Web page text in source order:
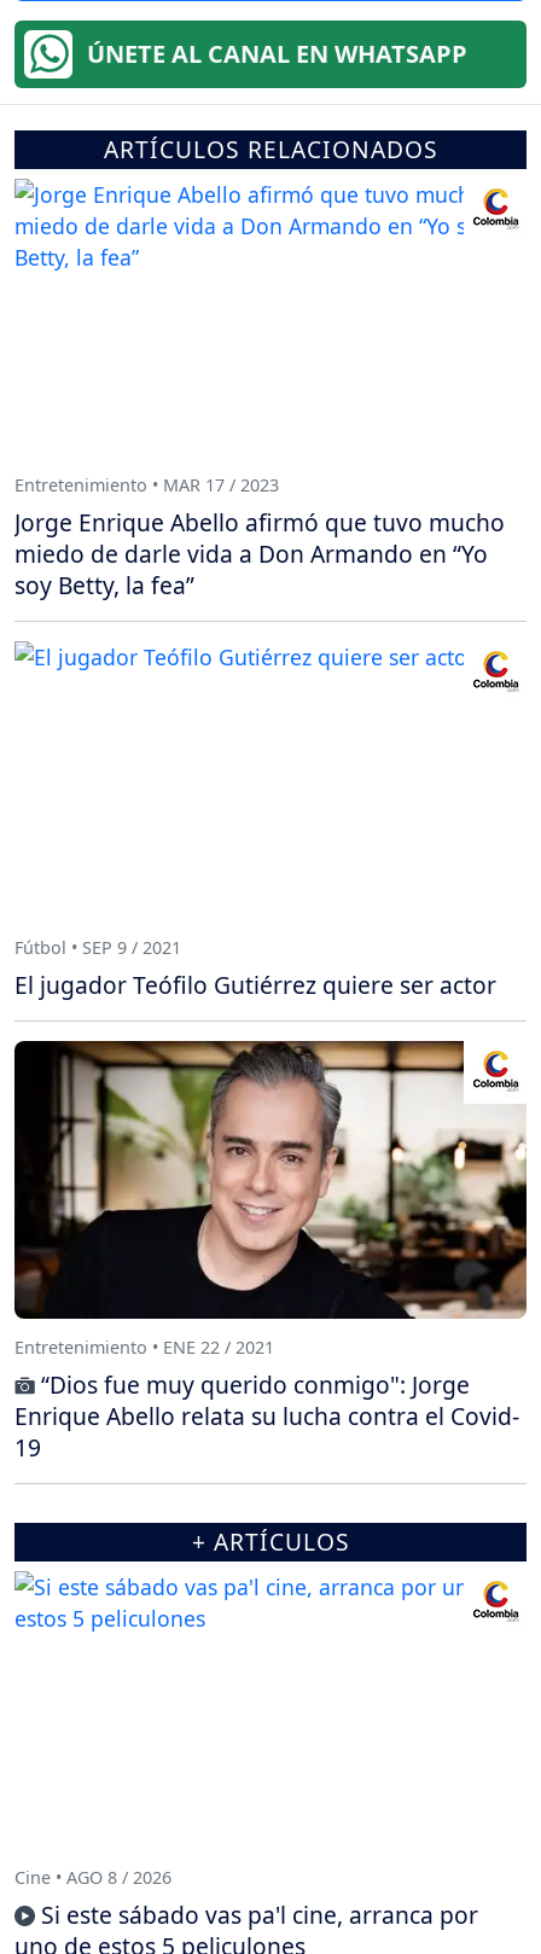
ÚNETE AL CANAL EN WHATSAPP
ARTÍCULOS RELACIONADOS
Entretenimiento • MAR 17 / 2023
Jorge Enrique Abello afirmó que tuvo mucho
miedo de darle vida a Don Armando en “Yo
soy Betty, la fea”
Fútbol • SEP 9 / 2021
El jugador Teófilo Gutiérrez quiere ser actor
Entretenimiento • ENE 22 / 2021
“Dios fue muy querido conmigo": Jorge
Enrique Abello relata su lucha contra el Covid-
19
+ ARTÍCULOS
Cine • AGO 8 / 2026
Si este sábado vas pa'l cine, arranca por
uno de estos 5 peliculones